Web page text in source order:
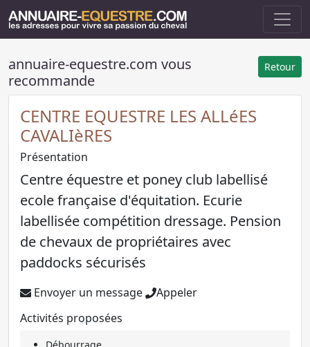
Retour
annuaire-equestre.com vous
recommande
CENTRE EQUESTRE LES ALLéES
CAVALIèRES
Présentation
Centre équestre et poney club labellisé
ecole française d'équitation. Ecurie
labellisée compétition dressage. Pension
de chevaux de propriétaires avec
paddocks sécurisés
Envoyer un message
Appeler
Activités proposées